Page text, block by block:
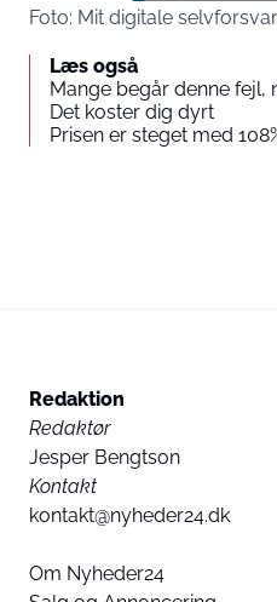
Foto: Mit digitale selvforsvar
Læs også
Mange begår denne fejl,
Det koster dig dyrt
Prisen er steget med
Redaktion
Redaktør
Jesper Bengtson
Kontakt
kontakt@nyheder24.dk
Om Nyheder24